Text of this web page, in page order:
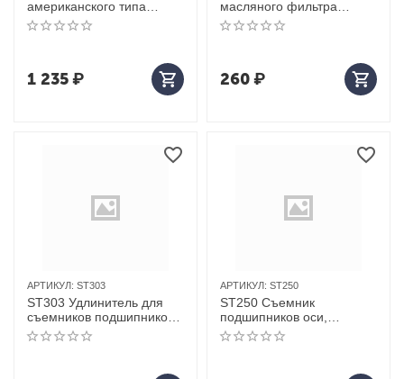
американского типа
120*100м
1 235₽
масляного фильтра
(чашка), размер 73мм х
14F, 3/8’’DR (Toyota,
260₽
АРТИКУЛ: ST303
ST303 Удлинитель для
съемников подшипников,
46-52мм
АРТИКУЛ: ST250
ST250 Съемник
подшипников оси,
107,6мм для MAN